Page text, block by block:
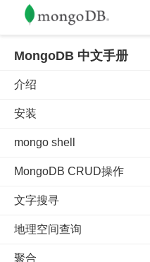
MongoDB 中文手册
介绍
安装
mongo shell
MongoDB CRUD操作
文字搜寻
地理空间查询
聚合